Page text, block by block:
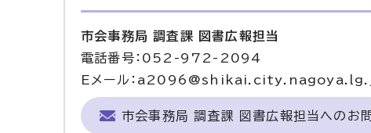
市会事務局 調査課 図書広報担当
電話番号：052-972-2094
Eメール：
市会事務局 調査課 図書広報担当へのお